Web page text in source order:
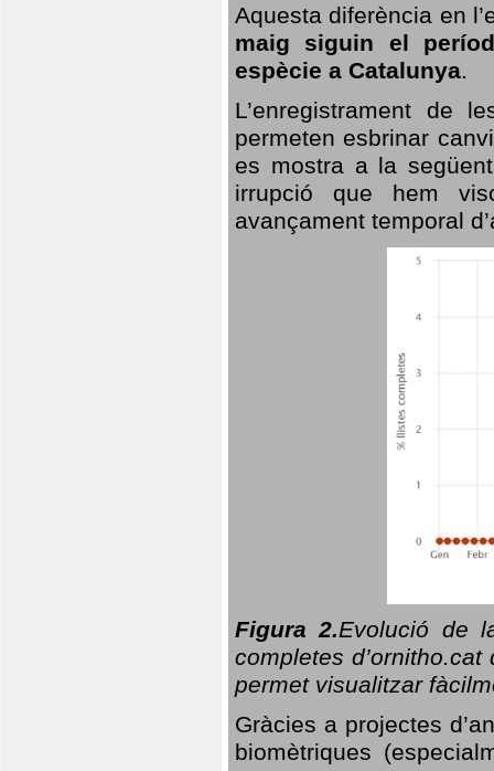
Aquesta diferència en
maig siguin el
espècie a Catalunya.
L’enregistrament de
permeten esbrinar
es mostra a la
irrupció que hem
avançament temporal
Figura 2.Evolució de
completes
permet visualitzar
Gràcies a projectes
biomètriques